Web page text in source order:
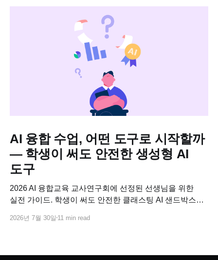
AI 융합 수업, 어떤 도구로 시작할까
— 학생이 써도 안전한 생성형 AI
도구
2026 AI 융합교육 교사연구회에 선정된 선생님을 위한
실전 가이드. 학생이 써도 안전한 클래스팅 AI 샌드박스로
코스웨어까지 연결하는 방법.
2026년 7월 30일 11 min read